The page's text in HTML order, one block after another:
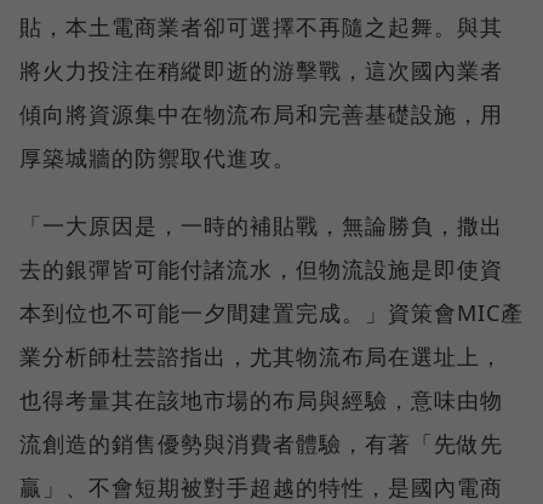
貼，本土電商業者卻可選擇不再隨之起舞。與其
將火力投注在稍縱即逝的游擊戰，這次國內業者
傾向將資源集中在物流布局和完善基礎設施，用
厚築城牆的防禦取代進攻。
「一大原因是，一時的補貼戰，無論勝負，撒出
去的銀彈皆可能付諸流水，但物流設施是即使資
本到位也不可能一夕間建置完成。」資策會MIC產
業分析師杜芸諮指出，尤其物流布局在選址上，
也得考量其在該地市場的布局與經驗，意味由物
流創造的銷售優勢與消費者體驗，有著「先做先
贏」、不會短期被對手超越的特性，是國內電商